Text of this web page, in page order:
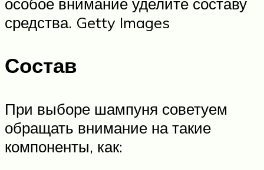
средства. Getty Images
Состав
При выборе шампуня советуем
обращать внимание на такие
компоненты, как: